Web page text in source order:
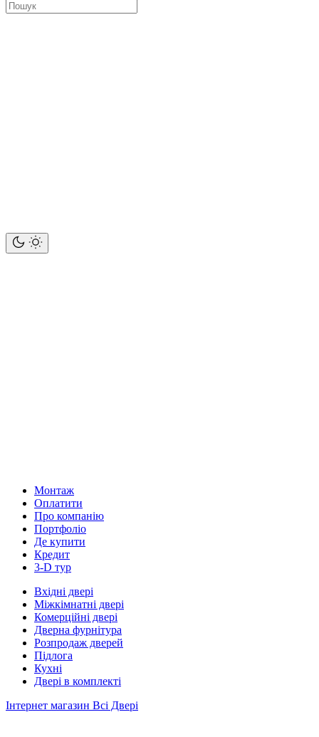
Монтаж
Оплатити
Про компанію
Портфоліо
Де купити
Кредит
3-D тур
Вхідні двері
Міжкімнатні двері
Комерційні двері
Дверна фурнітура
Розпродаж дверей
Підлога
Кухні
Двері в комплекті
Інтернет магазин Всі Двері